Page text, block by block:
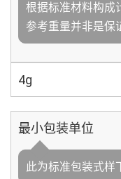
根据标准材料构成
参考重量并非是保
4g
最小包装单位
此为标准包装式样